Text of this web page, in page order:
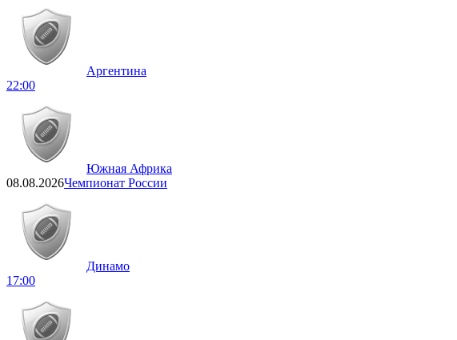
Аргентина
22:00
Южная Африка
08.08.2026Чемпионат России
Динамо
17:00